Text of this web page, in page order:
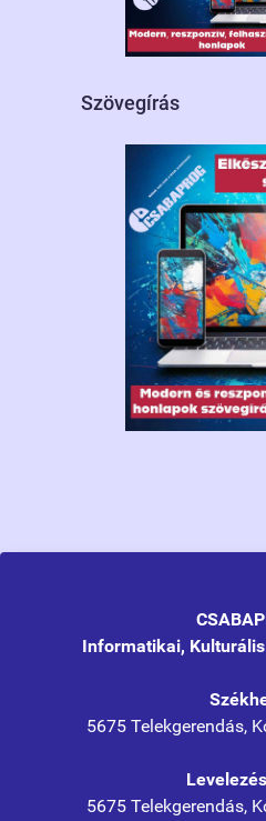
Szövegírás
Informatikai,
5675 Telekgerendás,
5675 Telekgerendás,